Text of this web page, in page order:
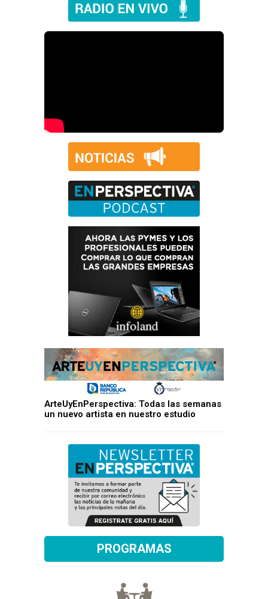
ArteUyEnPerspectiva: Todas las semanas
un nuevo artista en nuestro estudio
PROGRAMAS